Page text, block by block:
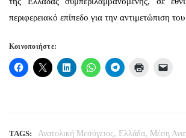
περιφερειακό επίπεδο για την αντιμετώπιση
Κοινοποιήστε:
TAGS: Ανατολική Μεσόγειος, Ελλάδα, Μέση